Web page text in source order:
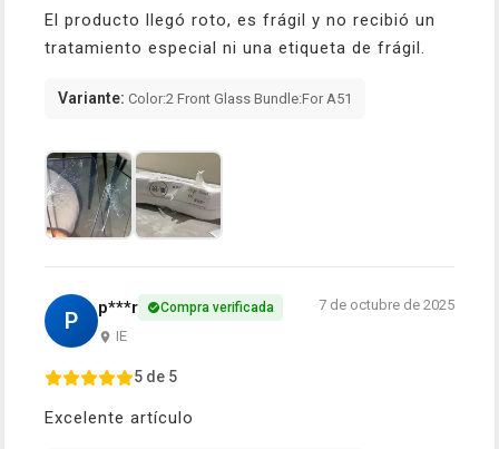
El producto llegó roto, es frágil y no recibió un
tratamiento especial ni una etiqueta de frágil.
Variante: Color:2 Front Glass Bundle:For A51
P p***r Compra verificada
IE
7 de octubre de 2025
5 de 5
Excelente artículo